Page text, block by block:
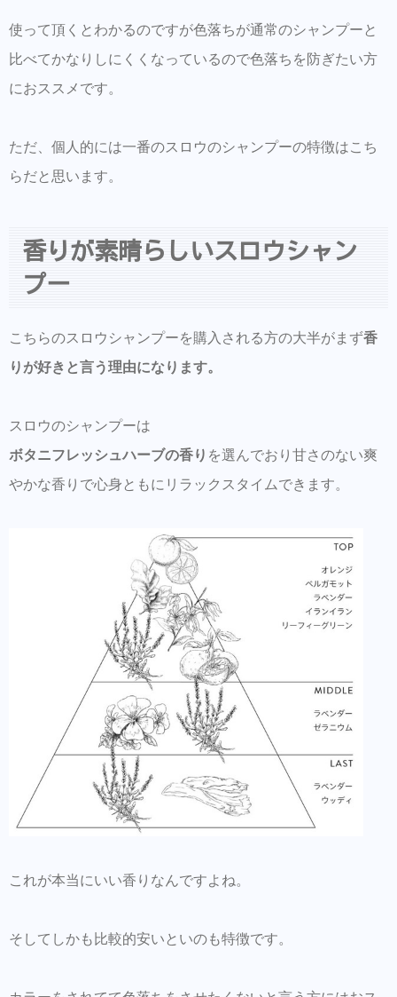
使って頂くとわかるのですが色落ちが通常のシャンプーと
比べてかなりしにくくなっているので色落ちを防ぎたい方
におススメです。
ただ、個人的には一番のスロウのシャンプーの特徴はこち
らだと思います。
香りが素晴らしいスロウシャン
プー
こちらのスロウシャンプーを購入される方の大半がまず香
りが好きと言う理由になります。
スロウのシャンプーは
ボタニフレッシュハーブの香り を選んでおり甘さのない爽
やかな香りで心身ともにリラックスタイムできます。
これが本当にいい香りなんですよね。
そしてしかも比較的安いといのも特徴です。